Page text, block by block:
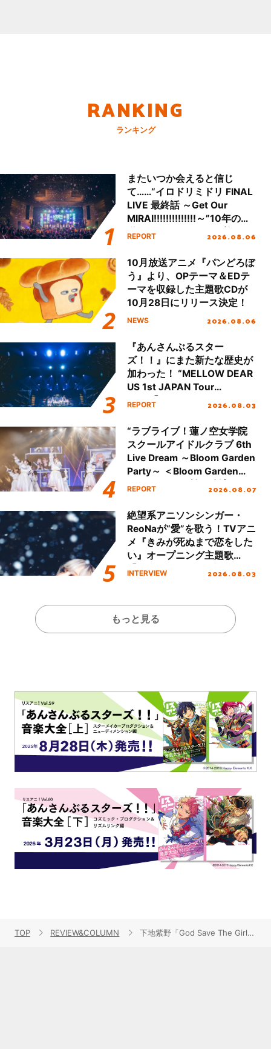
RANKING
ランキング
またいつか会えると信じ
て……“イロドリミドリ FINAL
LIVE 最終話 ～Get Our
MIRAI!!!!!!!!!!!!!!～”10年の活
動を経てファイナルを迎える
REPORT 2026.08.06
10月放送アニメ『パンどろぼ
う』より、OPテーマ＆EDテ
ーマを収録した主題歌CDが
10月28日にリリース決定！
NEWS 2026.08.06
『あんさんぶるスター
ズ！！』にまた新たな歴史が
加わった！ “MELLOW DEAR
US 1st JAPAN Tour
Final「NICE to meet YOU
ート!!
REPORT 2026.08.03
“ラブライブ！蓮ノ空女学院
スクールアイドルクラブ 6th
Live Dream ～Bloom Garden
Party～ ＜Bloom Garden
Party Stage／埼玉公演＞”
REPORT 2026.08.07
絶望系アニソンシンガー・
ReoNaが“愛”を歌う！TVアニ
メ『きみが死ぬまで恋をした
い』オープニング主題歌
「Amore」インタビュー
INTERVIEW 2026.08.03
もっと見る
TOP REVIEW&COLUMN 下地紫野「God Save The Girls」レビュー